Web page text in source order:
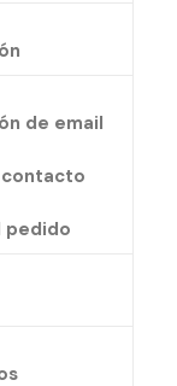
de email
pedido